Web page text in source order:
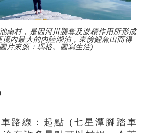
南村，是因河川襲奪及淤積作用所形成
境內最大的內陸湖泊，東傍鯉魚山而得
片來源：瑪格。圖寫生活)
路線：起點 (七星潭腳踏車